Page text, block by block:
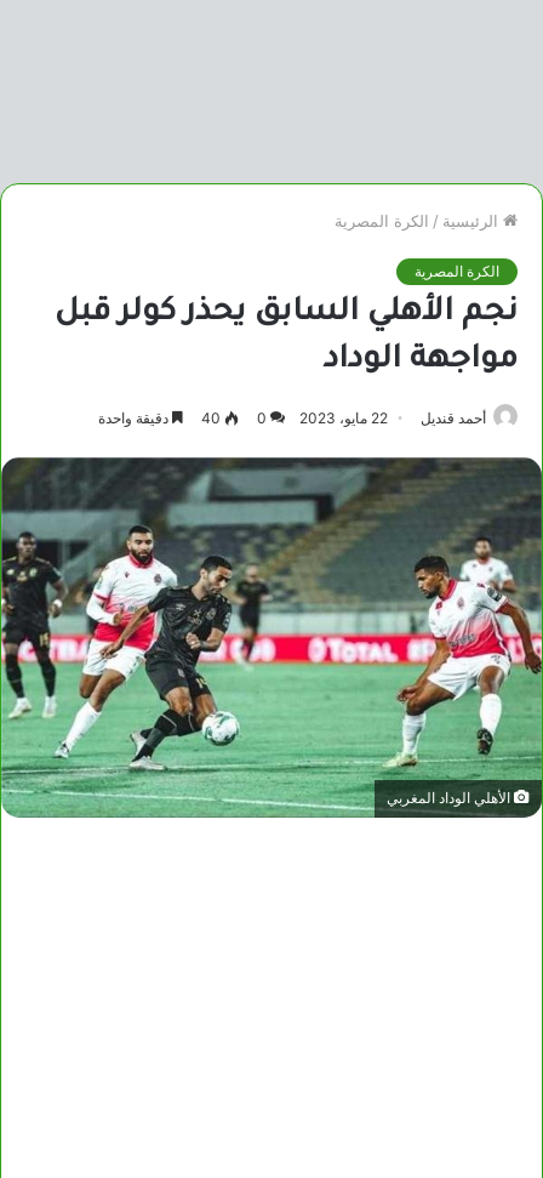
الرئيسية / الكرة المصرية
الكرة المصرية
نجم الأهلي السابق يحذر كولر قبل
مواجهة الوداد
أحمد قنديل 22 مايو، 2023 0
40 دقيقة واحدة
الأهلي الوداد المغربي